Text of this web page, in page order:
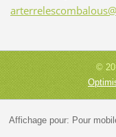
arterrelescombal
©
Affichage pour: Pour